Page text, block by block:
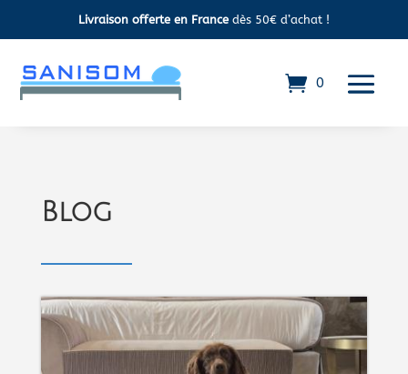
Livraison offerte en France dès 50€ d’achat !
0
Blog